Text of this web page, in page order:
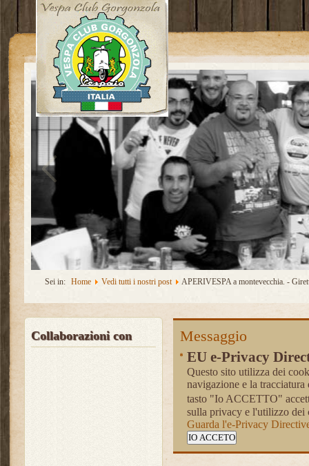
Sei in: Home Vedi tutti i nostri post APERIVESPA a montevecchia. -
Collaborazioni con Messaggio
EU e-Privacy
Questo sito utilizza dei
navigazione e la
tasto "Io ACCETTO"
sulla privacy e l'utilizzo dei
Guarda l'e-Privacy
IO ACCETO